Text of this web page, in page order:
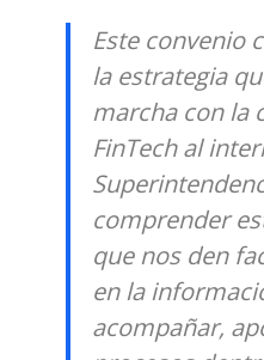
Este convenio
la estrategia
marcha con la
FinTech al
comprender
que nos den
en la
acompañar,